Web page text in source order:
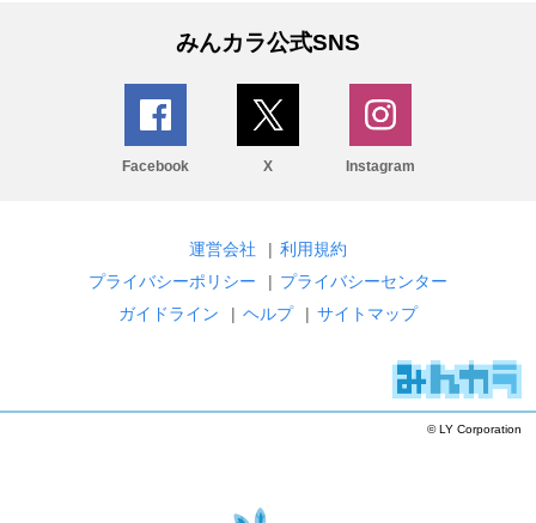
みんカラ公式SNS
Facebook X Instagram
運営会社 | 利用規約
プライバシーポリシー
| プライバシーセンター
ガイドライン
| ヘルプ | サイトマップ
© LY Corporation